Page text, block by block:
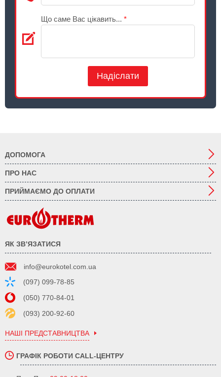
Що саме Вас цікавить... *
Надіслати
ДОПОМОГА
ПРО НАС
ПРИЙМАЄМО ДО ОПЛАТИ
ЯК ЗВ’ЯЗАТИСЯ
info@eurokotel.com.ua
(097) 099-78-85
(050) 770-84-01
(093) 200-92-60
НАШІ ПРЕДСТАВНИЦТВА
ГРАФІК РОБОТИ CALL-ЦЕНТРУ